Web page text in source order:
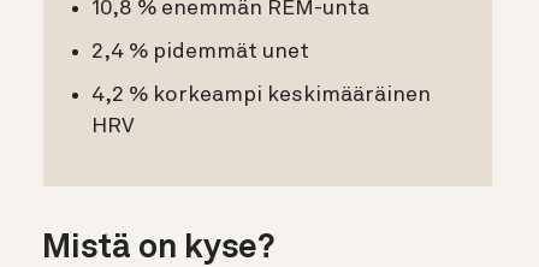
10,8 % enemmän REM-unta
2,4 % pidemmät unet
4,2 % korkeampi keskimääräinen
HRV
Mistä on kyse?